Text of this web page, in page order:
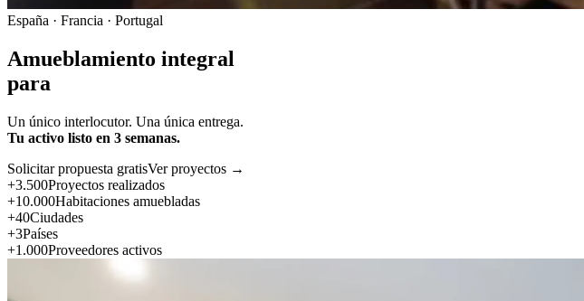
España · Francia · Portugal
Amueblamiento integral
para
Un único interlocutor. Una única entrega.
Tu activo listo en 3 semanas.
Solicitar propuesta gratisVer proyectos →
+3.500Proyectos realizados
+10.000Habitaciones amuebladas
+40Ciudades
+3Países
+1.000Proveedores activos